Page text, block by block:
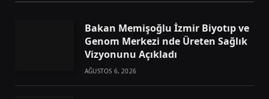
Bakan Memişoğlu İzmir Biyotıp ve
Genom Merkezi nde Üreten Sağlık
Vizyonunu Açıkladı
AĞUSTOS 6, 2026